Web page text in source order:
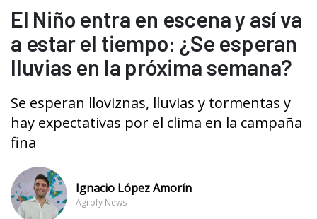
El Niño entra en escena y así va
a estar el tiempo: ¿Se esperan
lluvias en la próxima semana?
Se esperan lloviznas, lluvias y tormentas y
hay expectativas por el clima en la campaña
fina
Ignacio López Amorín
Agrofy News